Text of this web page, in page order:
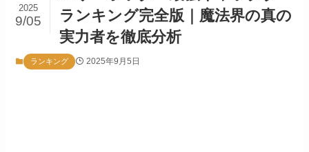
ランキング完全版｜魔法界の真の
実力者を徹底分析
2025
9/05
ランキング 2025年9月5日